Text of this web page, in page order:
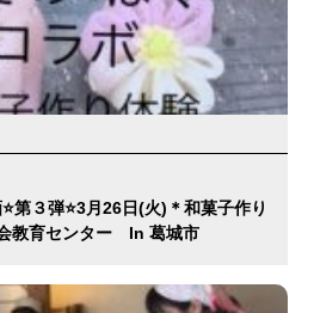
第３弾⭐️3月26日(火)＊和菓子作り
教育センター In 葛城市